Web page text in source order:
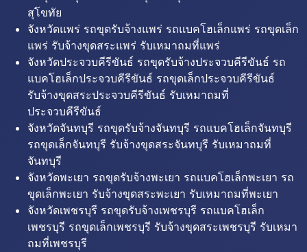
สุโขทัย
จังหวัดแพร่ รถขุดรับจ้างแพร่ รถแบคโฮเล็กแพร่ รถขุดเล็ก
แพร่ รับจ้างขุดสระแพร่ รับเหมาถมที่แพร่
จังหวัดประจวบคีรีขันธ์ รถขุดรับจ้างประจวบคีรีขันธ์ รถ
แบคโฮเล็กประจวบคีรีขันธ์ รถขุดเล็กประจวบคีรีขันธ์
รับจ้างขุดสระประจวบคีรีขันธ์ รับเหมาถมที่
ประจวบคีรีขันธ์
จังหวัดจันทบุรี รถขุดรับจ้างจันทบุรี รถแบคโฮเล็กจันทบุรี
รถขุดเล็กจันทบุรี รับจ้างขุดสระจันทบุรี รับเหมาถมที่
จันทบุรี
จังหวัดพะเยา รถขุดรับจ้างพะเยา รถแบคโฮเล็กพะเยา รถ
ขุดเล็กพะเยา รับจ้างขุดสระพะเยา รับเหมาถมที่พะเยา
จังหวัดเพชรบุรี รถขุดรับจ้างเพชรบุรี รถแบคโฮเล็ก
เพชรบุรี รถขุดเล็กเพชรบุรี รับจ้างขุดสระเพชรบุรี รับเหมา
ถมที่เพชรบุรี